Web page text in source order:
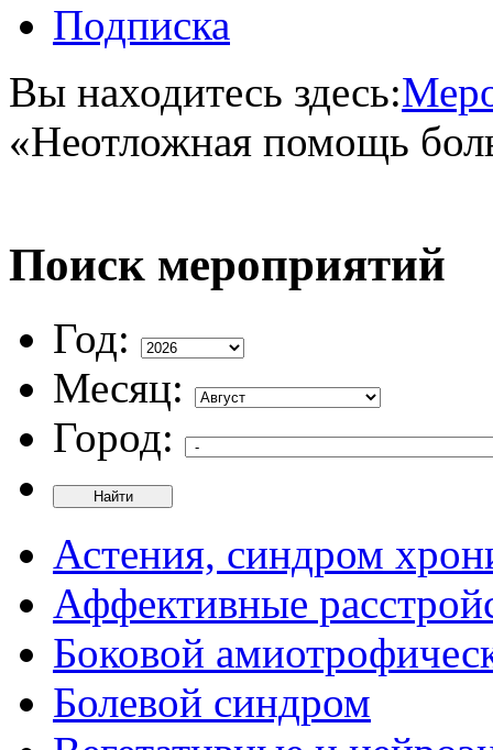
Подписка
Вы находитесь здесь:
«Неотложная помощь
Поиск мероприятий
Год:
Месяц:
Город:
Найти
Астения, синдром
Аффективные
Боковой
Болевой синдром